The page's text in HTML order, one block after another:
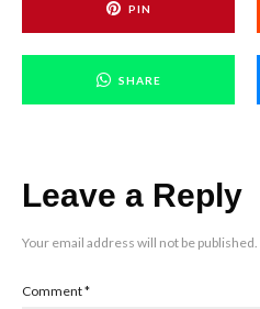
PIN
SHARE
Leave a Reply
Your email address will not be published.
Comment*